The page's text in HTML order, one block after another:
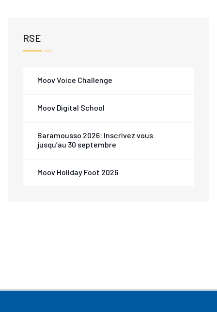
RSE
Moov Voice Challenge
Moov Digital School
Baramousso 2026: Inscrivez vous
jusqu’au 30 septembre
Moov Holiday Foot 2026